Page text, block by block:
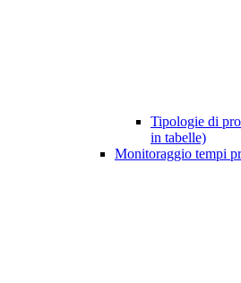
Tipologie di
in tabelle)
Monitoraggio tempi